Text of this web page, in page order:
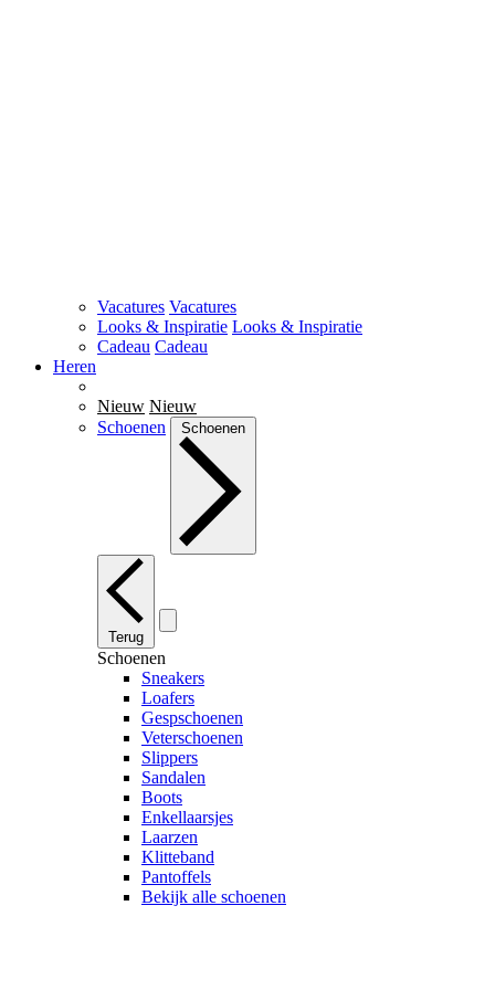
Vacatures Vacatures
Looks & Inspiratie Looks & Inspiratie
Cadeau Cadeau
Heren
Nieuw Nieuw
Schoenen
Schoenen
Terug
Schoenen
Sneakers
Loafers
Gespschoenen
Veterschoenen
Slippers
Sandalen
Boots
Enkellaarsjes
Laarzen
Klitteband
Pantoffels
Bekijk alle schoenen